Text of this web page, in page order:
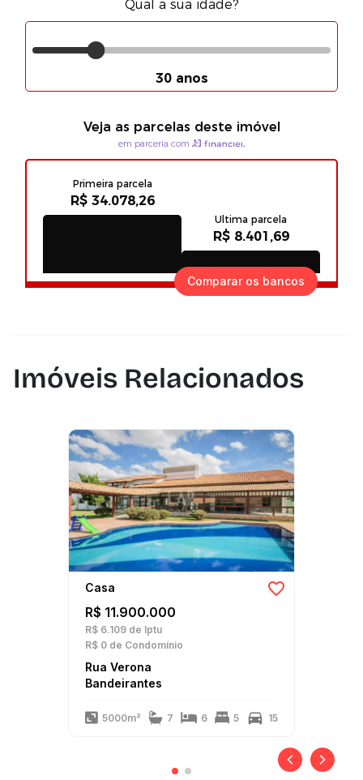
Comparar os bancos
Imóveis Relacionados
Casa
R$ 11.900.000
R$ 6.109 de Iptu
R$ 0 de Condomínio
Rua Verona
Bandeirantes
5000m² 7 6 5 15